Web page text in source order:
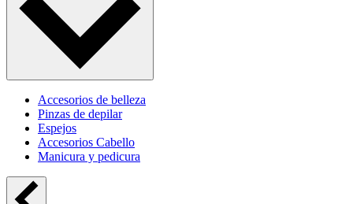
Accesorios de belleza
Pinzas de depilar
Espejos
Accesorios Cabello
Manicura y pedicura